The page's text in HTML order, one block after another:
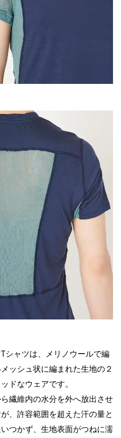
シャツは、メリノウールで編
ッシュ状に編まれた生地の２
ドなウェアです。
繊維内の水分を外へ放出させ
、許容範囲を超えた汗の量と
つかず、生地表面がつねに濡